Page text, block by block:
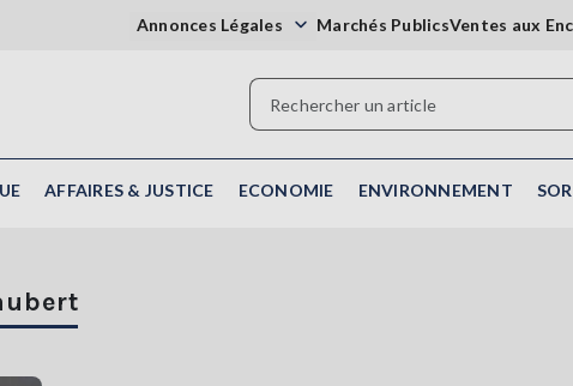
Annonces Légales Marchés PublicsVentes aux
AFFAIRES & JUSTICE ECONOMIE ENVIRONNEMENT